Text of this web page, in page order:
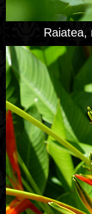
Raiatea,